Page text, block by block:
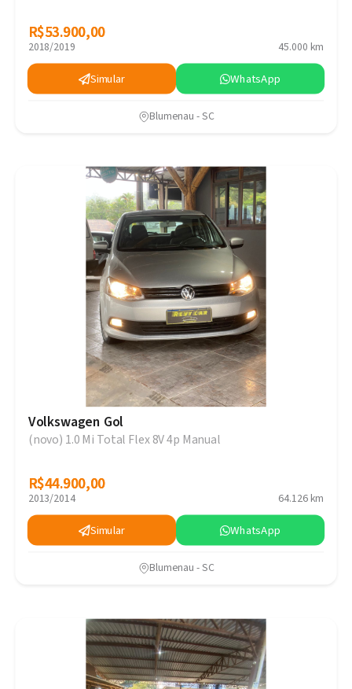
R$53.900,00
R$53.900,00
2018/2019 45.000 km
Simular WhatsApp
Blumenau - SC
Volkswagen Gol
(novo) 1.0 Mi Total Flex 8V 4p Manual
R$44.900,00
R$44.900,00
2013/2014 64.126 km
Simular WhatsApp
Blumenau - SC